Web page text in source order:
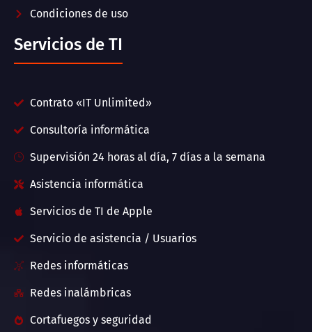
Condiciones de uso
Servicios de TI
Contrato «IT Unlimited»
Consultoría informática
Supervisión 24 horas al día, 7 días a la semana
Asistencia informática
Servicios de TI de Apple
Servicio de asistencia / Usuarios
Redes informáticas
Redes inalámbricas
Cortafuegos y seguridad